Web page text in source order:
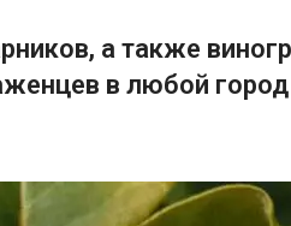
а также
в любой